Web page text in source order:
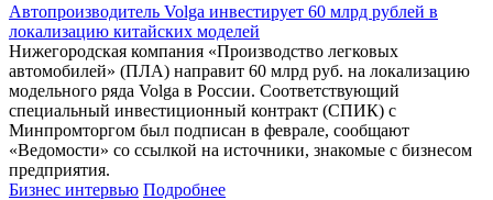
Автопроизводитель Volga инвестирует 60 млрд рублей в
локализацию китайских моделей
Нижегородская компания «Производство легковых
автомобилей» (ПЛА) направит 60 млрд руб. на локализацию
модельного ряда Volga в России. Соответствующий
специальный инвестиционный контракт (СПИК) с
Минпромторгом был подписан в феврале, сообщают
«Ведомости» со ссылкой на источники, знакомые с бизнесом
предприятия.
Бизнес интервью Подробнее